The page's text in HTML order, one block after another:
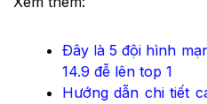
Đây là 5 đội hình
14.9 đễ lên top 1
Hướng dẫn chi tiết